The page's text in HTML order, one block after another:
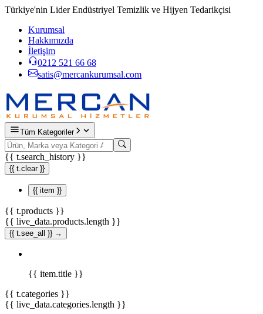
Türkiye'nin Lider Endüstriyel Temizlik ve Hijyen Tedarikçisi
Kurumsal
Hakkımızda
İletişim
0212 521 66 68
satis@mercankurumsal.com
Tüm Kategoriler
{{ t.search_history }}
{{ t.clear }}
{{ item }}
{{ t.products }}
{{ live_data.products.length }}
{{ t.see_all }} →
{{ item.title }}
{{ t.categories }}
{{ live_data.categories.length }}